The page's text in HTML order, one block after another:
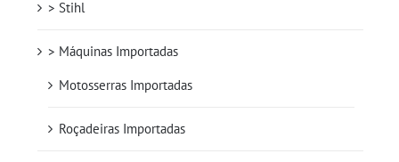
> Stihl
> Máquinas Importadas
Motosserras Importadas
Roçadeiras Importadas